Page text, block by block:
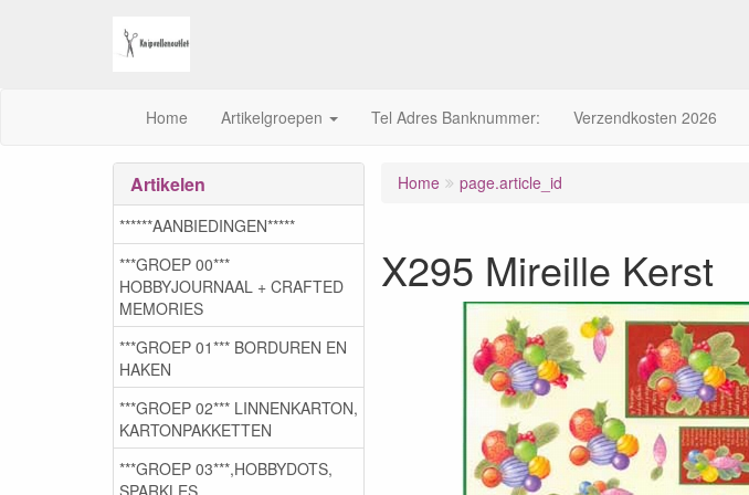
Home Artikelgroepen Tel Adres Banknummer: Verzendkosten 2026
Home page.article_id
X295 Mireille Kerst
Artikelen
******AANBIEDINGEN*****
***GROEP 00***
HOBBYJOURNAAL + CRAFTED
MEMORIES
***GROEP 01*** BORDUREN EN
HAKEN
***GROEP 02*** LINNENKARTON,
KARTONPAKKETTEN
***GROEP 03***,HOBBYDOTS,
SPARKLES